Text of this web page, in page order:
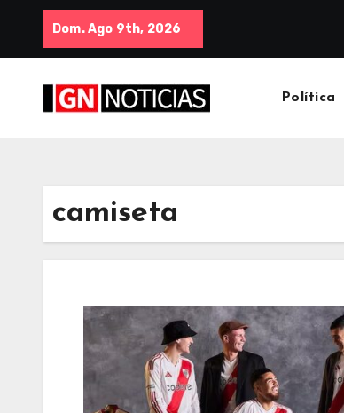
Dom. Ago 9th, 2026
Política
camiseta